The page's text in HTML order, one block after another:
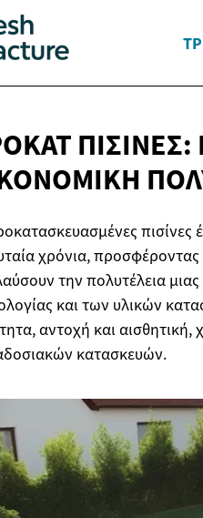
ΠΙΣΊΝΕΣ:
πισίνες
χρόνια,
την πολυτέλεια μιας
και των υλικών
αντοχή και αισθητική,
κατασκευών.